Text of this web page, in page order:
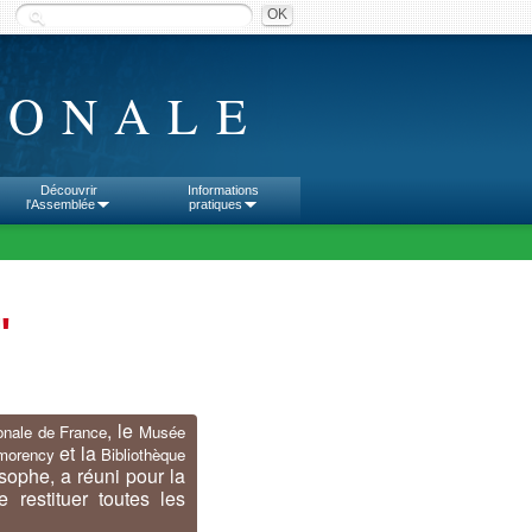
Découvrir
l'Assemblée
Informations
pratiques
de France, le Musée
et la Bibliothèque
a réuni pour la
restituer toutes les